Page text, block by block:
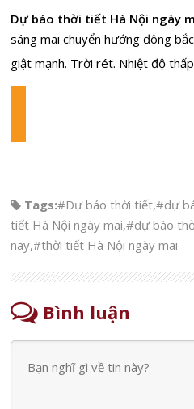
Dự báo thời tiết Hà Nội ngày
sáng mai chuyển hướng đông
giật mạnh. Trời rét. Nhiệt độ
Tags:#Dự báo thời tiết,#dự
tiết Hà Nội ngày mai,#dự báo
nay,#thời tiết Hà Nội ngày mai
Bình luận